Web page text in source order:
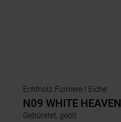
Echtholz Furniere | Eiche
N09 WHITE HEAVEN
Gebürstet, geölt